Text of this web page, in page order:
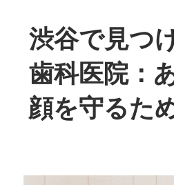
ン
テ
ン
ツ
へ
渋谷で見つ
歯科医院：
顔を守るた
た